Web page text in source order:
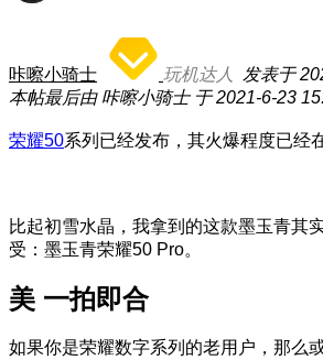
咔嚓小骑士 玩机达人 发表于
本帖最后由 咔嚓小骑士 于 2021-6-23
荣耀50系列已经发布，其火爆程度已经
比起初雪水晶，我拿到的这款墨玉青其
受：墨玉青荣耀50 Pro。
美 一拍即合
如果你是荣耀数字系列的老用户，那么